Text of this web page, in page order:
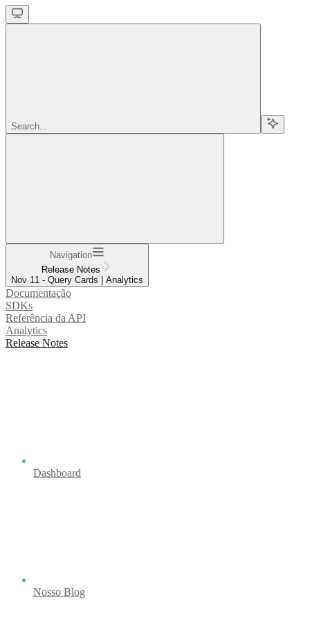
Search...
Navigation
Release Notes
Nov 11 - Query Cards | Analytics
Documentação
SDKs
Referência da API
Analytics
Release Notes
Dashboard
Nosso Blog